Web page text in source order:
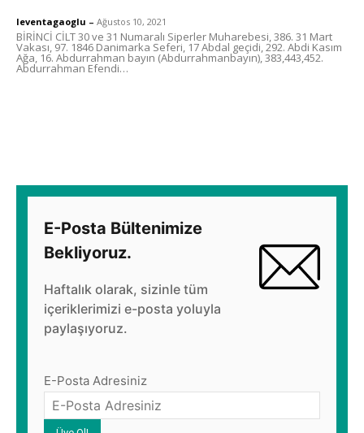
leventagaoglu – Ağustos 10, 2021
BİRİNCİ CİLT 30 ve 31 Numaralı Siperler Muharebesi, 386. 31 Mart
Vakası, 97. 1846 Danimarka Seferi, 17 Abdal geçidi, 292. Abdi Kasım
Ağa, 16. Abdurrahman bayın (Abdurrahmanbayın), 383,443,452.
Abdurrahman Efendi…
E-Posta Bültenimize
Bekliyoruz.
Haftalık olarak, sizinle tüm
içeriklerimizi e-posta yoluyla
paylaşıyoruz.
E-Posta Adresiniz